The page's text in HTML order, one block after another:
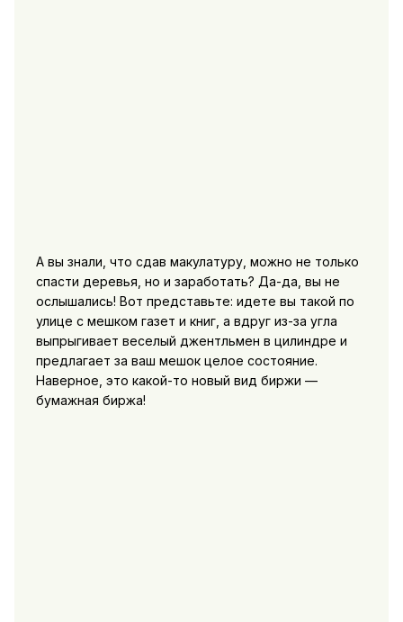
А вы знали, что сдав макулатуру, можно не только
спасти деревья, но и заработать? Да-да, вы не
ослышались! Вот представьте: идете вы такой по
улице с мешком газет и книг, а вдруг из-за угла
выпрыгивает веселый джентльмен в цилиндре и
предлагает за ваш мешок целое состояние.
Наверное, это какой-то новый вид биржи —
бумажная биржа!